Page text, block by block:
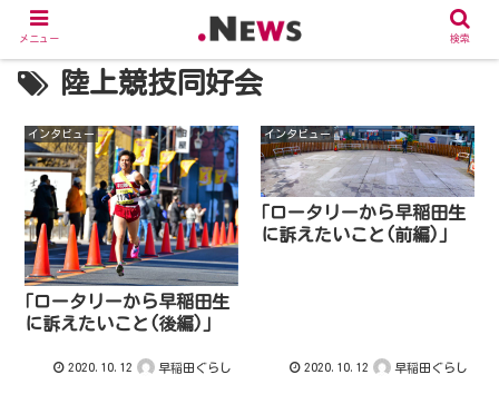
陸上競技同好会
インタビュー
｢ロータリーから早稲田生
に訴えたいこと(後編)｣
2020.10.12 早稲田ぐらし
インタビュー
｢ロータリーから早稲田生
に訴えたいこと(前編)｣
2020.10.12 早稲田ぐらし
メニュー 検索